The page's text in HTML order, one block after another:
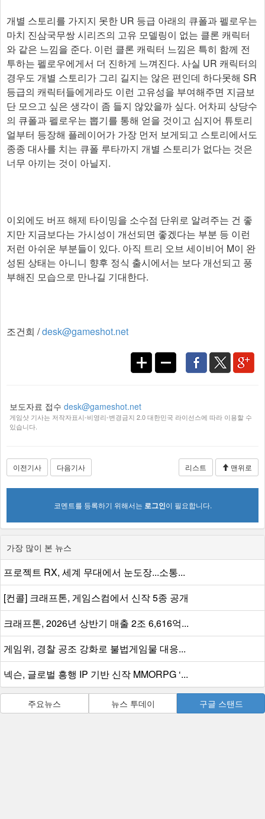
개별 스토리를 가지지 못한 UR 등급 아래의 큐폴과 펠로우는
마치 진삼국무쌍 시리즈의 고유 모델링이 없는 클론 캐릭터
와 같은 느낌을 준다. 이런 클론 캐릭터 느낌은 특히 함께 전
투하는 펠로우에게서 더 진하게 느껴진다. 사실 UR 캐릭터의
경우도 개별 스토리가 그리 길지는 않은 편인데 하다못해 SR
등급의 캐릭터들에게라도 이런 고유성을 부여해주면 지금보
단 모으고 싶은 생각이 좀 들지 않았을까 싶다. 어차피 상당수
의 큐폴과 펠로우는 뽑기를 통해 얻을 것이고 심지어 튜토리
얼부터 등장해 플레이어가 가장 먼저 보게되고 스토리에서도
종종 대사를 치는 큐폴 루타까지 개별 스토리가 없다는 것은
너무 아끼는 것이 아닐지.
이외에도 버프 해제 타이밍을 소수점 단위로 알려주는 건 좋
지만 지금보다는 가시성이 개선되면 좋겠다는 부분 등 이런
저런 아쉬운 부분들이 있다. 아직 트리 오브 세이비어 M이 완
성된 상태는 아니니 향후 정식 출시에서는 보다 개선되고 풍
부해진 모습으로 만나길 기대한다.​
조건희 /desk@gameshot.net
보도자료 접수 desk@gameshot.net
게임샷 기사는 저작자표시-비영리-변경금지 2.0 대한민국 라이선스에 따라 이용할 수
있습니다.
이전기사 다음기사 리스트 맨위로
코멘트를 등록하기 위해서는 로그인이 필요합니다.
가장 많이 본 뉴스
프로젝트 RX, 세계 무대에서 눈도장...소통...
[컨콜] 크래프톤, 게임스컴에서 신작 5종 공개
크래프톤, 2026년 상반기 매출 2조 6,616억...
게임위, 경찰 공조 강화로 불법게임물 대응...
넥슨, 글로벌 흥행 IP 기반 신작 MMORPG ‘...
주요뉴스 뉴스 투데이 구글 스탠드